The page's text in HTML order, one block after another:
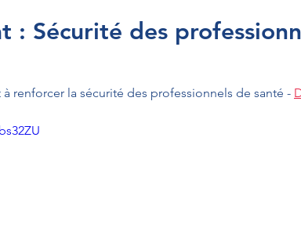
: Sécurité des
renforcer la sécurité des professionnels de santé -